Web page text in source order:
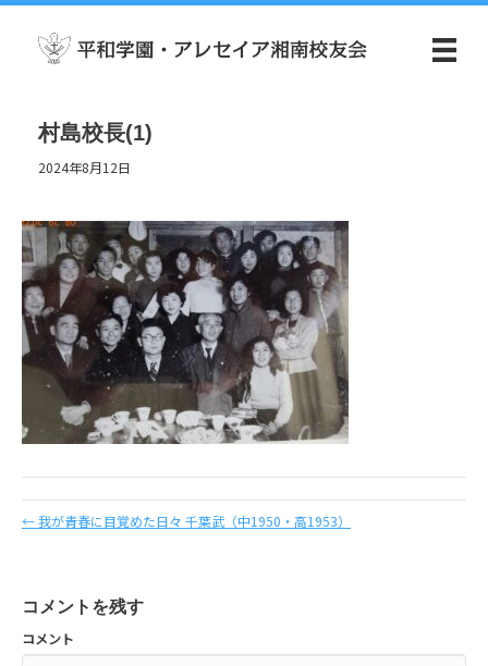
村島校長(1)
2024年8月12日
← 我が青春に目覚めた日々 千葉武（中1950・高1953）
コメントを残す
コメント